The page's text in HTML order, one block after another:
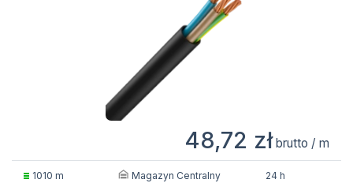
48,72 zł brutto / m
1010 m Magazyn Centralny 24 h